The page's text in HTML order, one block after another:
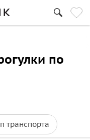
по
транспорта